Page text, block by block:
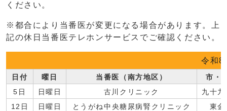
ください。
※都合により当番医が変更になる場合があります。上
記の休日当番医テレホンサービスでご確認ください。
令和8
日付 曜日 当番医（南方地区）
市・
5日
日曜日 古川クリニック
九十九
12日
日曜日 とうがね中央糖尿病腎クリニック
東金